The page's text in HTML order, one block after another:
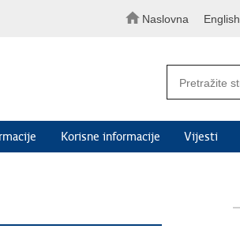
Naslovna English
Korisne informacije Vijesti